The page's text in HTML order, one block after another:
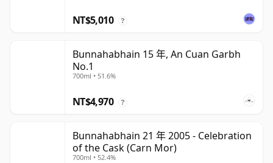
NT$5,010 ?
Bunnahabhain 15 年, An Cuan Garbh
No.1
700ml • 51.6%
NT$4,970 ?
Bunnahabhain 21 年 2005 - Celebration
of the Cask (Carn Mor)
700ml • 52.4%